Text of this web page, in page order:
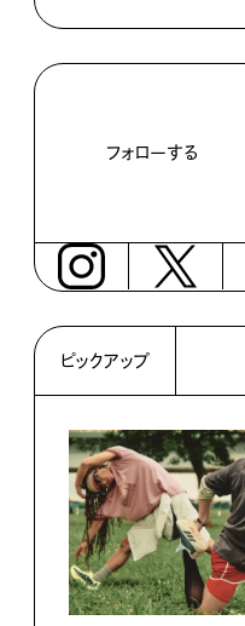
フォローする
ピックアップ